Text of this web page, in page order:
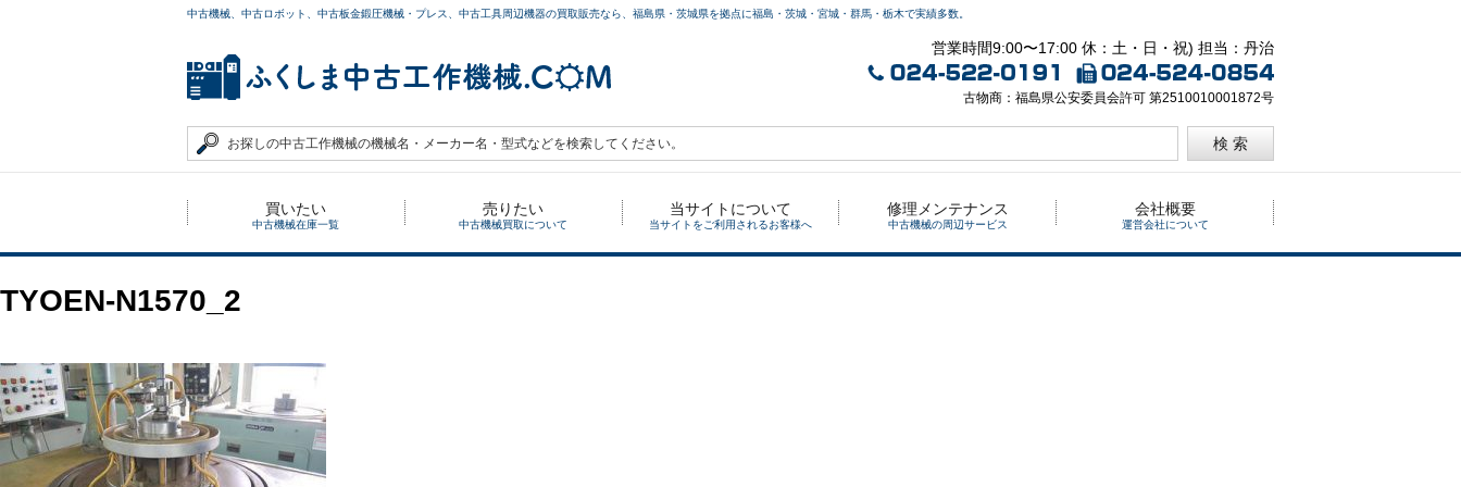
中古機械、中古ロボット、中古板金鍛圧機械・プレス、中古工具周辺機器の買取販売なら、福島県・茨城県を拠点に福島・茨城・宮城・群馬・栃木で実績多数。
営業時間9:00〜17:00 休：土・日・祝) 担当：丹治
古物商：福島県公安委員会許可 第2510010001872号
検 索
買いたい
中古機械在庫一覧
売りたい
中古機械買取について
当サイトについて
当サイトをご利用されるお客様へ
修理メンテナンス
中古機械の周辺サービス
会社概要
運営会社について
TYOEN-N1570_2